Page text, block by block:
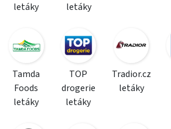
letáky
letáky
Tamda
Foods
letáky
TOP
drogerie
letáky
Tradior.cz
letáky